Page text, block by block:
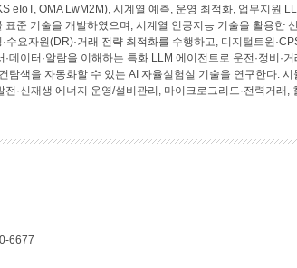
eIoT, OMA LwM2M), 시계열 예측, 운영 최적화, 업무지원
표준 기술을 개발하였으며, 시계열 인공지능 기술을 활용한
·수요자원(DR)·거래 전략 최적화를 수행하고, 디지털트윈
·데이터·알람을 이해하는 특화 LLM 에이전트로 운전·정비·
탐색을 자동화할 수 있는 AI 자율실험실 기술을 연구한다.
전·신재생 에너지 운영/설비관리, 마이크로그리드·전력거래
6677